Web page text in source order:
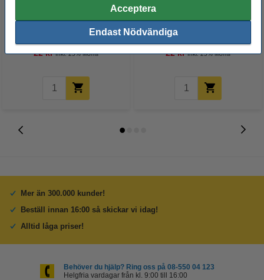
Acceptera
Endast Nödvändiga
22 kr Inkl. 25% Moms
Markeringspunkter Ø13mm
22 kr Inkl. 25% Moms
Mer än 300.000 kunder!
Beställ innan 16:00 så skickar vi idag!
Alltid låga priser!
Behöver du hjälp? Ring oss på 08-550 04 123
Helgfria vardagar från kl. 9:00 till 16:00